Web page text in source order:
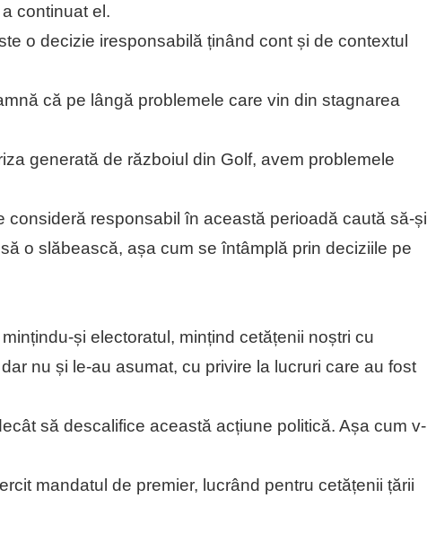
continuat el.
o decizie iresponsabilă ținând cont și de contextul
că pe lângă problemele care vin din stagnarea
generată de războiul din Golf, avem problemele
consideră responsabil în această perioadă caută să-și
o slăbească, așa cum se întâmplă prin deciziile pe
și electoratul, mințind cetățenii noștri cu
nu și le-au asumat, cu privire la lucruri care au fost
să descalifice această acțiune politică. Așa cum v-
mandatul de premier, lucrând pentru cetățenii țării